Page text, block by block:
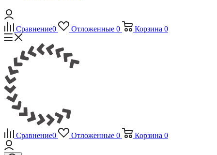
Сравнение0 Отложенные 0 Корзина 0
Сравнение0 Отложенные 0 Корзина 0